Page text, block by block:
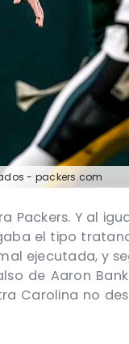
- packers.com
Packers. Y al
el tipo
ejecutada, y
de Aaron
Carolina no